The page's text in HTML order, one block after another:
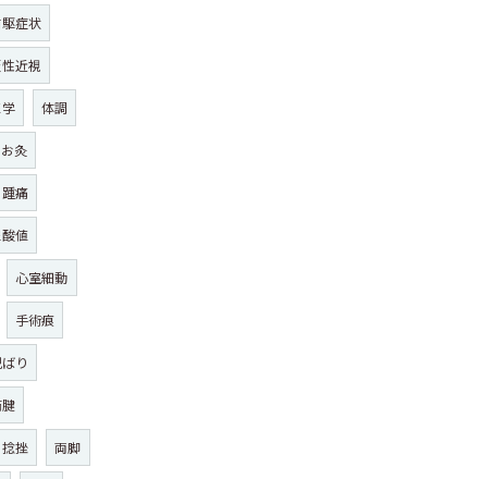
症状
近視
体調
お灸
踵痛
値
心室細動
手術痕
り
捻挫 両脚